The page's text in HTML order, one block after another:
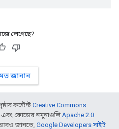
লেগেছে?
জানান
কন্টেন্ট Creative Commons
এবং কোডের নমুনাগুলিApache 2.0
আরও জানতে, Google Developers সাইট